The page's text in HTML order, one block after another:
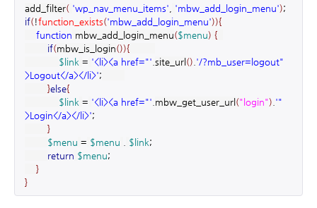
add_filter( 'wp_nav_menu_items' 'mbw_add_login_menu');
if(!function_exists('mbw_add_login_menu')){
function mbw_add_login_menu($menu) {
if(mbw_is_login()){
$link = '<li><a href="' site_url () '/?mb_user=logout"
>Logout</a></li>';
}else{
$link = '<li><a href="' mbw_get_user_url ("login") '"
>Login</a></li>';
}
$menu = $menu $link;
return $menu;
}
}